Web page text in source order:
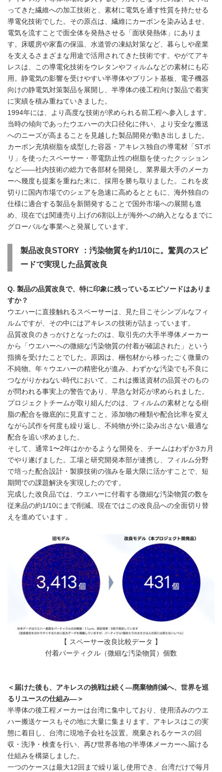
ってきた繊維への加工技術と、素材に電気を通す性質を持たせる
導電化技術でした。その原点は、繊維にカーボンを染み込ませ、
電気を流すことで面全体を発熱させる「面状発熱体」にありま
す。床暖房や家畜の保温、水道管の凍結対策など、暮らしや産業
を支えるさまざまな用途で活用されてきた技術です。やがてアキ
レスは、この導電化技術をウレタンやフィルムなどの素材にも応
用。静電気の影響を受けやすい半導体やプリント基板、電子機器
向けの静電気対策製品を展開し、半導体の後工程向け製品で着実
に実績を積み重ねていきました。
1994年には、より高度な技術が求められる前工程へ参入します。
当時の傾向であったウエハーの大口径化に伴い、より安全な搬送
へのニーズが高まることを見越した製品開発が動き出しました。
カーボン充填樹脂を成型した容器・アキレス独自の導電材「STポ
リ」を使ったスペーサー・帯電防止性の樹脂を使ったクッション
など——社内技術の総力で各部材を開発し、業界最大手のメーカ
ーへ幾度も提案を重ねた末に、採用を勝ち取りました。これを皮
切りに国内市場でのシェアを急速に高めるとともに、海外独自の
仕様に適合する製品を新開発することで国外市場への展開も進
め、現在では関連売り上げの6割以上が海外への納入となるまでに
グローバルな事業へと発展しています。
製品改良STORY ：汚染物質を約1/10に。驚異のスピ
ードで実現した品質改良
Q. 製品の品質改良で、特に印象に残っているエピソードはありま
すか？
ウエハーに直接触れるスペーサーは、見た目こそシンプルなフィ
ルムですが、その中にはアキレスの技術が詰まっています。
品質改良のきっかけとなったのは、取引先の大手半導体メーカー
から「ウエハーへの微細な汚染物質の付着が確認された」という
指摘を受けたことでした。原因は、梱包材から移ったごく微量の
不純物。年々ウエハーの精密化が進み、わずかな汚染でも不良に
つながりかねない時代において、これは搬送資材の品質そのもの
が問われる事実上の警告であり、早急な対応が求められました。
プロジェクトチームが取り組んだのは、フィルムの素材となる樹
脂の配合を徹底的に見直すこと。添加物の種類や配合比率を変え
ながら試作を何度も繰り返し、不純物が外に染み出さない最適な
配合を追い求めました。
そして、通常1〜2年はかかるような開発を、チームはわずか3カ月
でやり遂げました。工場と研究開発本部が連携し、フィルム分野
で培った配合設計・製膜技術の強みを最大限に活かすことで、短
期間での課題解決を実現したのです。
完成した改良品では、ウエハーに付着する微細な汚染物質の数を
従来品の約1/10にまで削減。現在ではこの改良品への全面切り替
えを進めています 。
【 スペーサー改良比較データ 】
付着パーティクル（微細な汚染物質）個数
＜届けた後も、アキレスの挑戦は続く―廃棄物削減へ、世界を巡
るリユースの仕組み―＞
半導体の後工程メーカーは台湾に集中しており、使用済みのウエ
ハー搬送ケースもその地に大量に集まります。アキレスはこの実
態に着目し、台湾に現地子会社を設置。廃棄されるケースの回
収・洗浄・検査を行い、再び世界各地の半導体メーカーへ届ける
仕組みを構築しました。
一つのケースは最大12回まで繰り返し使用でき、台湾だけで毎月